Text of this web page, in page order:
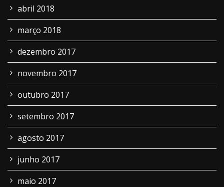
abril 2018
março 2018
dezembro 2017
novembro 2017
outubro 2017
setembro 2017
agosto 2017
junho 2017
maio 2017